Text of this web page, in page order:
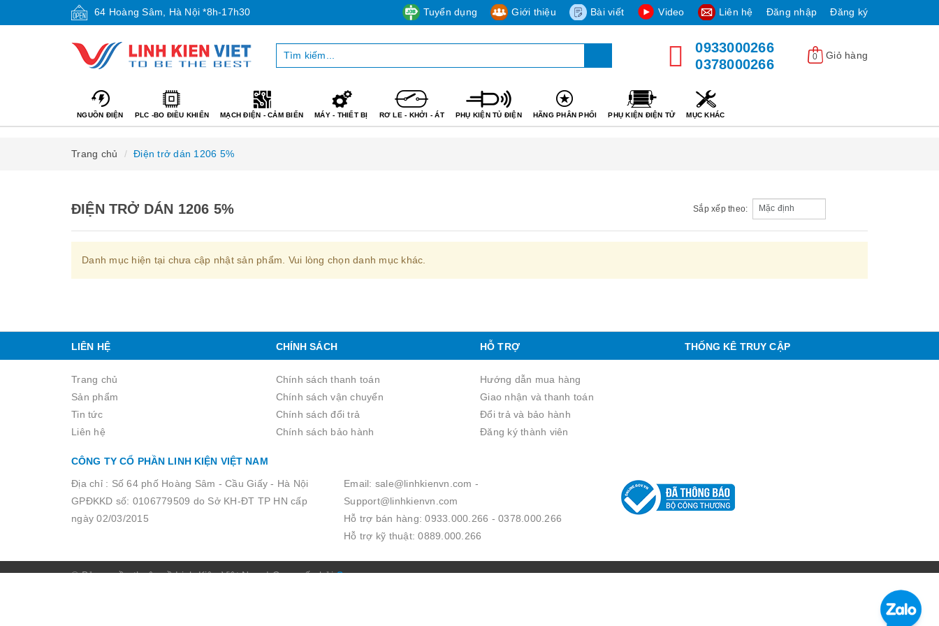
64 Hoàng Sâm, Hà Nội *8h-17h30 Tuyển dụng Giới thiệu Bài viết Video Liên hệ Đăng nhập Đăng ký
0933000266
0378000266
0 Giỏ hàng
NGUỒN ĐIỆN PLC -BO ĐIỀU KHIỂN MẠCH ĐIỆN - CẢM BIẾN MÁY - THIẾT BỊ RƠ LE - KHỞI - ÁT PHỤ KIỆN TỦ ĐIỆN HÃNG PHÂN PHỐI PHỤ KIỆN ĐIỆN TỬ MỤC KHÁC
Trang chủ Điện trở dán 1206 5%
ĐIỆN TRỞ DÁN 1206 5% Sắp xếp theo:
Danh mục hiện tại chưa cập nhật sản phẩm. Vui lòng chọn danh mục khác.
LIÊN HỆ
Trang chủ
Sản phẩm
Tin tức
Liên hệ
CHÍNH SÁCH
Chính sách thanh toán
Chính sách vận chuyển
Chính sách đổi trả
Chính sách bảo hành
HỖ TRỢ
Hướng dẫn mua hàng
Giao nhận và thanh toán
Đổi trả và bảo hành
Đăng ký thành viên
THỐNG KÊ TRUY CẬP
CÔNG TY CỔ PHẦN LINH KIỆN VIỆT NAM
Địa chỉ : Số 64 phố Hoàng Sâm - Cầu Giấy - Hà Nội
GPĐKKD số: 0106779509 do Sở KH-ĐT TP HN cấp
ngày 02/03/2015
Email: sale@linhkienvn.com -
Support@linhkienvn.com
Hỗ trợ bán hàng: 0933.000.266 - 0378.000.266
Hỗ trợ kỹ thuật: 0889.000.266
© Bản quyền thuộc về Linh Kiện Việt Nam |Cung cấp bởiSapo